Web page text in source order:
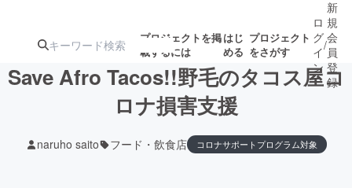
プロジェクトを掲
載するには
はじ
める
プロジェクト
をさがす
ジェクト
ターン
注目の新着プロ
ジェクト
募集終了が近いプ
ロジェクト
もうすぐ公開
されます
ロ
グ
イ
ン
/
新
規
会
員
登
録
Save Afro Tacos!!野毛のタコス屋コ
ロナ損害支援
naruho saito フード・飲食店 コロナサポートプログラム対象